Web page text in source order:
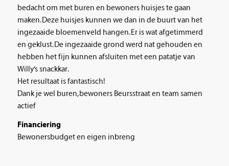
bedacht om met buren en bewoners huisjes te gaan
maken. Deze huisjes kunnen we dan in de buurt van het
ingezaaide bloemenveld hangen. Er is wat afgetimmerd
en geklust. De ingezaaide grond werd nat gehouden en
hebben het fijn kunnen afsluiten met een patatje van
Willy’s snackkar.
Het resultaat is fantastisch!
Dank je wel buren, bewoners Beursstraat en team samen
actief
Financiering
Bewonersbudget en eigen inbreng